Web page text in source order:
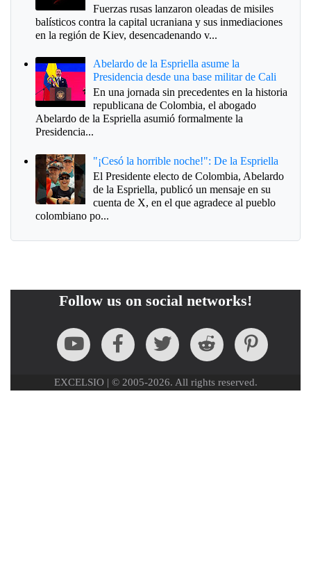
Fuerzas rusas lanzaron oleadas de misiles
balísticos contra la capital ucraniana y sus inmediaciones
en la región de Kiev, desencadenando v...
Abelardo de la Espriella asume la
Presidencia desde una base militar de Cali
En una jornada sin precedentes en la historia
republicana de Colombia, el abogado
Abelardo de la Espriella asumió formalmente la
Presidencia...
"¡Cesó la horrible noche!": De la Espriella
El Presidente electo de Colombia, Abelardo
de la Espriella, publicó un mensaje en su
cuenta de X, en el que agradece al pueblo
colombiano po...
Follow us on social networks!
EXCELSIO | © 2005-2026. All rights reserved.